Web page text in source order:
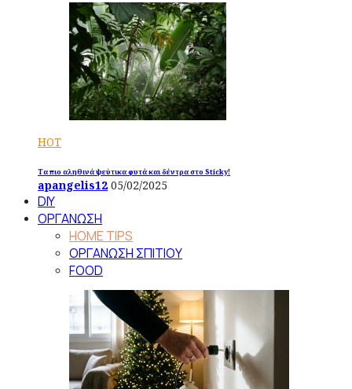
HOT
Τα πιο αληθινά ψεύτικα φυτά και δέντρα στο Sticky!
apangelis12 05/02/2025
DIY
ΟΡΓΑΝΩΣΗ
HOME TIPS
ΟΡΓΑΝΩΣΗ ΣΠΙΤΙΟΥ
FOOD